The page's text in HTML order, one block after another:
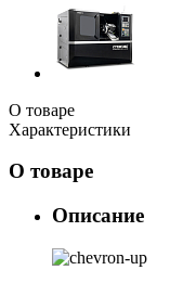
О товаре
Характеристики
О товаре
Описание